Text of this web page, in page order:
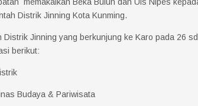
Distrik Jinning Kota Kunming.
Distrik Jinning yang berkunjung ke Karo pada 26
berikut:
Budaya & Pariwisata